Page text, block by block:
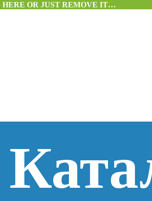
HERE OR JUST REMOVE IT…